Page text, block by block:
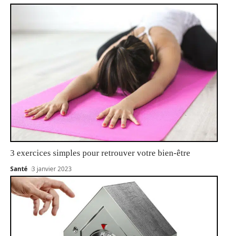
3 exercices simples pour retrouver votre bien-être
Santé 3 janvier 2023